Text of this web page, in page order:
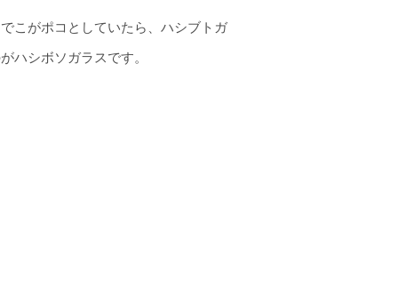
こがポコとしていたら、ハシブトガ
ハシボソガラスです。